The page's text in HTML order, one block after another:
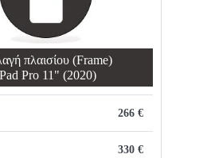
πλαισίου (Frame)
Pro 11" (2020)
266 €
330 €